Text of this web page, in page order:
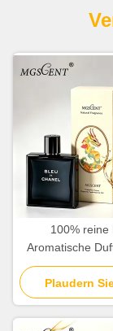
100% reine
Aromatische
1000 ml
Plaudern